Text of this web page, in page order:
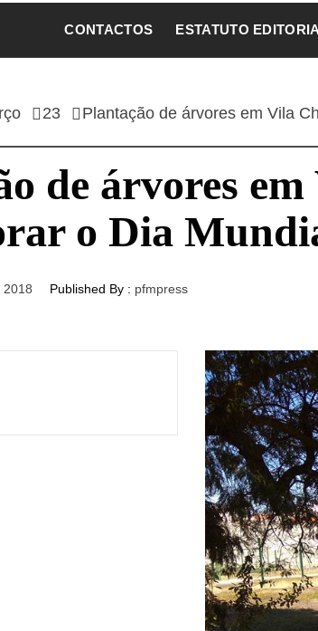
CONTACTOS ESTATUTO
23 Plantação de árvores em Vila
de árvores
o Dia
2018 Published By : pfmpress